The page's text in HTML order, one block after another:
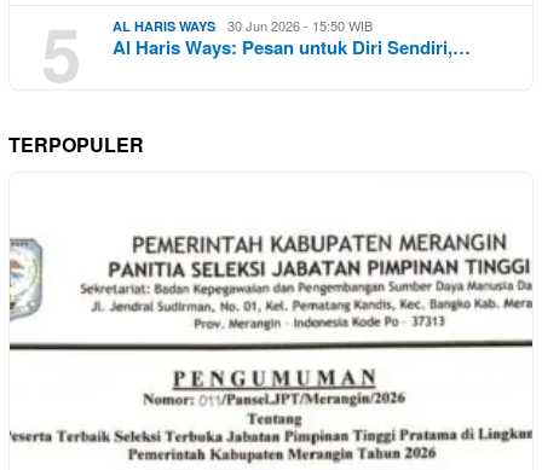
5 AL HARIS WAYS 30 Jun 2026 - 15:50 WIB
Al Haris Ways: Pesan untuk Diri Sendiri,…
TERPOPULER